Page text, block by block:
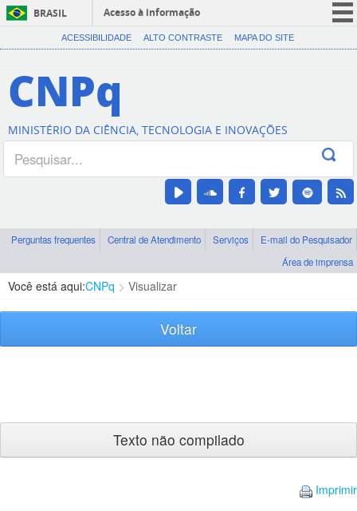
BRASIL
Acesso à informação
CORONAVÍRUS (COVID-19)
Canais
ACESSIBILIDADE ALTO CONTRASTE MAPA DO SITE
CNPq
MINISTÉRIO DA CIÊNCIA, TECNOLOGIA E INOVAÇÕES
Perguntas frequentes Central de Atendimento Serviços
E-mail do Pesquisador
Área de imprensa
Você está aqui:CNPq Visualizar
Voltar
Texto não compilado
Imprimir